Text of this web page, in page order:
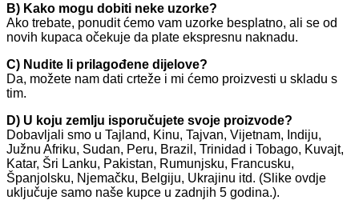
B) Kako mogu dobiti neke uzorke?
Ako trebate, ponudit ćemo vam uzorke besplatno, ali se od
novih kupaca očekuje da plate ekspresnu naknadu.
C) Nudite li prilagođene dijelove?
Da, možete nam dati crteže i mi ćemo proizvesti u skladu s
tim.
D) U koju zemlju isporučujete svoje proizvode?
Dobavljali smo u Tajland, Kinu, Tajvan, Vijetnam, Indiju,
Južnu Afriku, Sudan, Peru, Brazil, Trinidad i Tobago, Kuvajt,
Katar, Šri Lanku, Pakistan, Rumunjsku, Francusku,
Španjolsku, Njemačku, Belgiju, Ukrajinu itd. (Slike ovdje
uključuje samo naše kupce u zadnjih 5 godina.).